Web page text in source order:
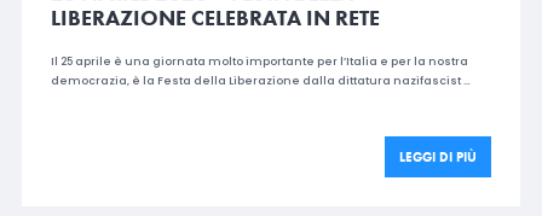
LIBERAZIONE CELEBRATA IN RETE
Il 25 aprile è una giornata molto importante per l’Italia e per la nostra
democrazia, è la Festa della Liberazione dalla dittatura nazifascist …
LEGGI DI PIÙ